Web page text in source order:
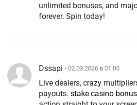
unlimited bonuses, and
forever. Spin today!
Dssapi • 02.03.2026 в 01:00
Live dealers, crazy
payouts. stake casino bonus